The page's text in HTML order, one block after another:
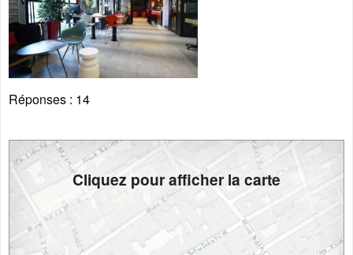
Réponses : 14
Cliquez pour afficher la carte